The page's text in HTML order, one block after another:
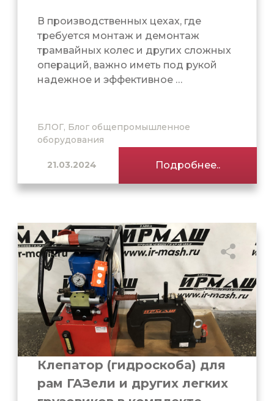
В производственных цехах, где
требуется монтаж и демонтаж
трамвайных колес и других сложных
операций, важно иметь под рукой
надежное и эффективное …
БЛОГ, Блог общепромышленное
оборудования
21.03.2024 Подробнее..
Клепатор (гидроскоба) для
рам ГАЗели и других легких